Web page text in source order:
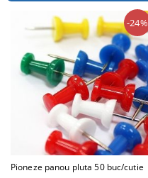
Pioneze panou pluta 50 buc/cutie
-24%